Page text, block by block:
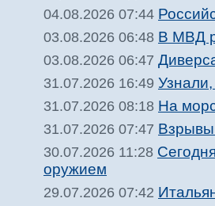
04.08.2026 07:44
03.08.2026 06:48 В МВД
03.08.2026 06:47
31.07.2026 16:49
31.07.2026 08:18 На
31.07.2026 07:47
30.07.2026 11:28
оружием
29.07.2026 07:42